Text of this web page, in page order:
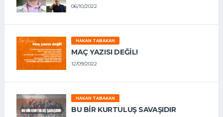
06/10/2022
HAKAN TABAKAN
MAÇ YAZISI DEĞİL!
12/09/2022
HAKAN TABAKAN
BU BİR KURTULUŞ SAVAŞIDIR